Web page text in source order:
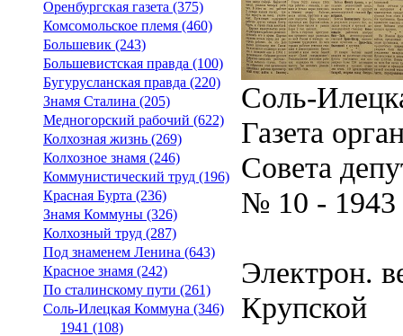
Оренбургская газета (375)
Комсомольское племя (460)
Большевик (243)
Большевистская правда (100)
Бугурусланская правда (220)
Знамя Сталина (205)
Медногорский рабочий (622)
Колхозная жизнь (269)
Колхозное знамя (246)
Коммунистический труд (196)
Красная Бурта (236)
Знамя Коммуны (326)
Колхозный труд (287)
Под знаменем Ленина (643)
Красное знамя (242)
По сталинскому пути (261)
Соль-Илецкая Коммуна (346)
1941 (108)
Соль-
Газета
Совета
№ 10 - 1943
Электрон.
Крупской